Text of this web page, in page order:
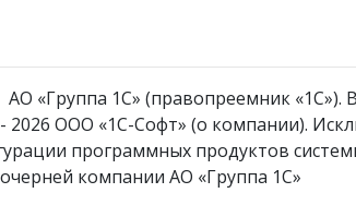
«Группа 1С» (правопреемник «1С»).
2026 ООО «1С-Софт» (о компании).
программных продуктов
компании АО «Группа 1С»